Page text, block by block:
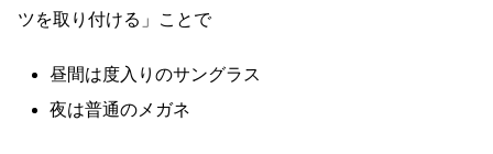
ツを取り付ける」ことで
昼間は度入りのサングラス
夜は普通のメガネ